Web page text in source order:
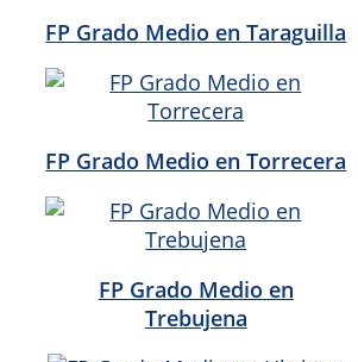
FP Grado Medio en Taraguilla
FP Grado Medio en Torrecera
FP Grado Medio en
Trebujena